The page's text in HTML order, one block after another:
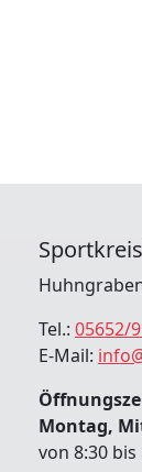
Tel.: 05652/
E-Mail:
Montag,
von 8:30